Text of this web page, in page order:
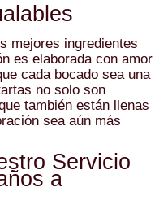
mejores ingredientes
es elaborada con amor
cada bocado sea una
no solo son
también están llenas
sea aún más
Servicio
a